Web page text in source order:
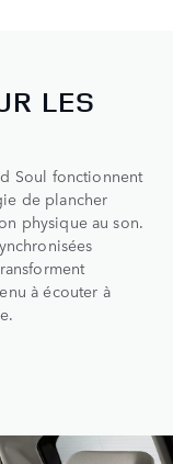
LES
Soul fonctionnent
de plancher
physique au son.
à écouter à